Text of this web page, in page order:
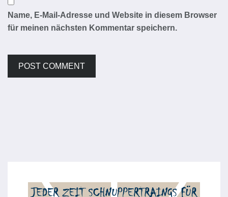
Name, E-Mail-Adresse und Website in diesem Browser
für meinen nächsten Kommentar speichern.